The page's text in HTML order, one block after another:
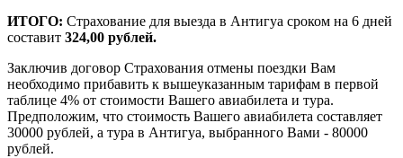
ИТОГО: Страхование для выезда в Антигуа сроком на 6 дней
составит 324,00 рублей.
Заключив договор Страхования отмены поездки Вам
необходимо прибавить к вышеуказанным тарифам в первой
таблице 4% от стоимости Вашего авиабилета и тура.
Предположим, что стоимость Вашего авиабилета составляет
30000 рублей, а тура в Антигуа, выбранного Вами - 80000
рублей.